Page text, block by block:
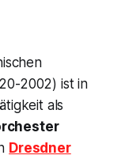
2002) ist in
als
Dresdner